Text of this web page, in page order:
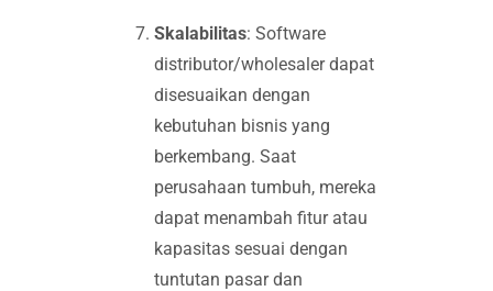
Skalabilitas: Software
distributor/wholesaler dapat
disesuaikan dengan
kebutuhan bisnis yang
berkembang. Saat
perusahaan tumbuh, mereka
dapat menambah fitur atau
kapasitas sesuai dengan
tuntutan pasar dan